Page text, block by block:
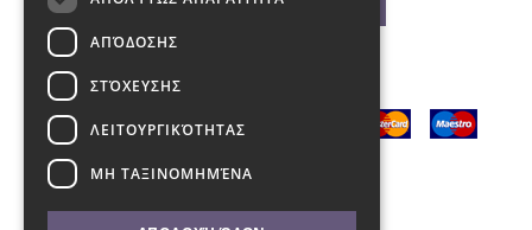
ΑΠΌΔΟΣΗΣ
ΣΤΌΧΕΥΣΗΣ
ΛΕΙΤΟΥΡΓΙΚΌΤΗΤΑΣ
ΜΗ ΤΑΞΙΝΟΜΗΜΈΝΑ